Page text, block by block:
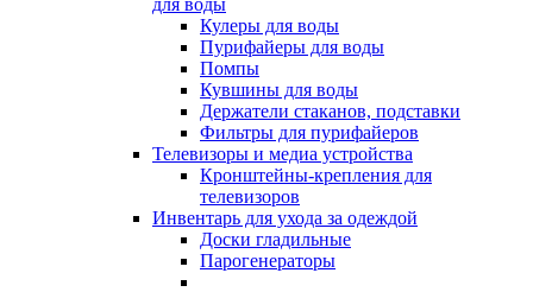
для воды
Кулеры для воды
Пурифайеры для воды
Помпы
Кувшины для воды
Держатели стаканов, подставки
Фильтры для пурифайеров
Телевизоры и медиа устройства
Кронштейны-крепления для
телевизоров
Инвентарь для ухода за одеждой
Доски гладильные
Парогенераторы